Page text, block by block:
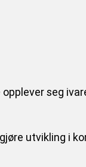
opplever seg
utvikling i